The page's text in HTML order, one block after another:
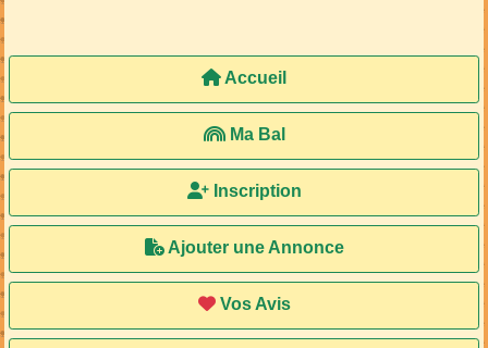
Accueil
Ma Bal
Inscription
Ajouter une Annonce
Vos Avis